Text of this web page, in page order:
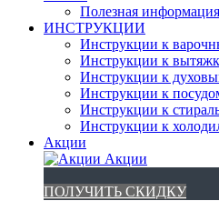
Полезная информация
ИНСТРУКЦИИ
Инструкции к
Инструкции к
Инструкции к
Инструкции к
Инструкции к
Инструкции к
Акции
Акции
ПОЛУЧИТЬ СКИДКУ